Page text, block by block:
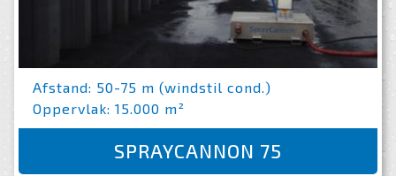
Afstand: 50-75 m (windstil cond.)
Oppervlak: 15.000 m²
SPRAYCANNON 75